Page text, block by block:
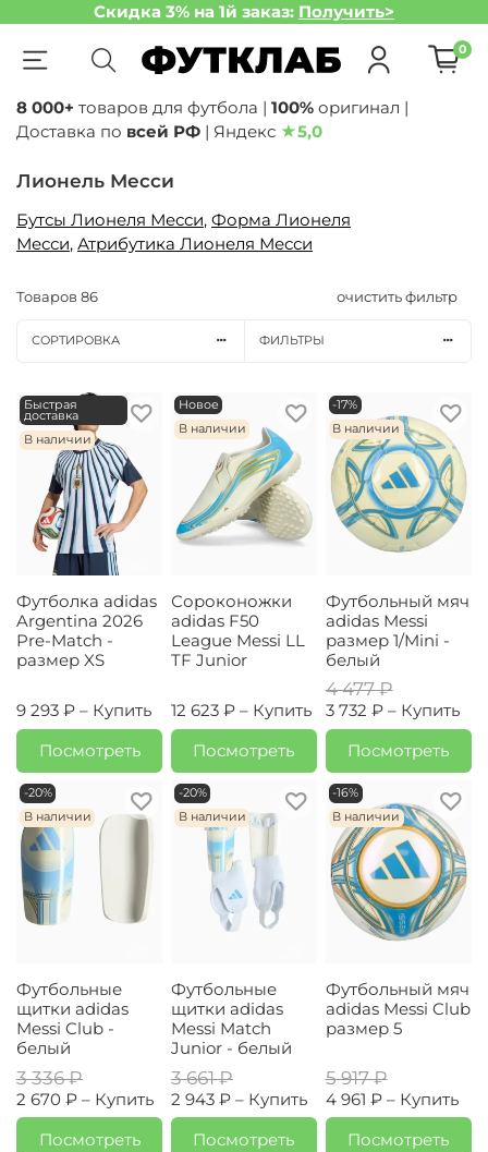
Скидка 3% на 1й заказ: Получить>
0
8 000+ товаров для футбола | 100% оригинал |
Доставка по всей РФ | Яндекс ★5,0
Лионель Месси
Бутсы Лионеля Месси, Форма Лионеля
Месси, Атрибутика Лионеля Месси
Товаров 86 очистить фильтр
СОРТИРОВКА ФИЛЬТРЫ
Быстрая
доставка
В наличии
Футболка adidas
Argentina 2026
Pre-Match -
размер XS
9 293 ₽ – Купить
Посмотреть
Новое
В наличии
Сороконожки
adidas F50
League Messi LL
TF Junior
12 623 ₽ – Купить
Посмотреть
-17%
В наличии
Футбольный мяч
adidas Messi
размер 1/Mini -
белый
4 477 ₽
3 732 ₽ – Купить
Посмотреть
-20%
В наличии
Футбольные
щитки adidas
Messi Club -
белый
3 336 ₽
2 670 ₽ – Купить
Посмотреть
-20%
В наличии
Футбольные
щитки adidas
Messi Match
Junior - белый
3 661 ₽
2 943 ₽ – Купить
Посмотреть
-16%
В наличии
Футбольный мяч
adidas Messi Club
размер 5
5 917 ₽
4 961 ₽ – Купить
Посмотреть